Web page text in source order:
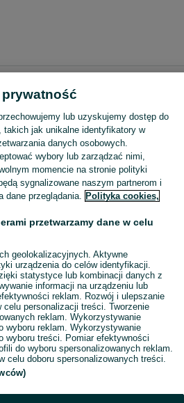
i pojazdy - Sochaczew
z kulkami,zabawki ogrodowe,zabawki
Zobacz
prywatność
lub uzyskujemy dostęp do
takich jak unikalne identyfikatory w
danych osobowych.
wybory lub zarządzać nimi,
momencie na stronie polityki
sygnalizowane naszym partnerom i
dane przeglądania. Polityka cookies,
przetwarzamy dane w celu
geolokalizacyjnych. Aktywne
urządzenia do celów identyfikacji.
statystyce lub kombinacji danych z
informacji na urządzeniu lub
reklam. Rozwój i ulepszanie
celu personalizacji treści. Tworzenie
reklam. Wykorzystywanie
wyboru reklam. Wykorzystywanie
wyboru treści. Pomiar efektywności
do wyboru spersonalizowanych reklam.
celu doboru spersonalizowanych treści.